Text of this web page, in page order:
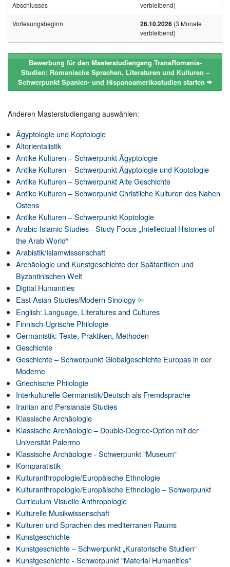
Abschlusses verbleibend)
Vorlesungsbeginn 26.10.2026(3 Monate
verbleibend)
Bewerbung für den Masterstudiengang TransRomania-
Studien: Romanische Sprachen, Literaturen und Kulturen –
Schwerpunkt Spanien- und Hispanoamerikastudien starten
Anderen Masterstudiengang auswählen:
Ägyptologie und Koptologie
Altorientalistik
Antike Kulturen – Schwerpunkt Ägyptologie
Antike Kulturen – Schwerpunkt Ägyptologie und Koptologie
Antike Kulturen – Schwerpunkt Alte Geschichte
Antike Kulturen – Schwerpunkt Christliche Kulturen des Nahen
Ostens
Antike Kulturen – Schwerpunkt Koptologie
Arabic-Islamic Studies - Study Focus „Intellectual Histories of
the Arab World“
Arabistik/Islamwissenschaft
Archäologie und Kunstgeschichte der Spätantiken und
Byzantinischen Welt
Digital Humanities
East Asian Studies/Modern Sinology
English: Language, Literatures and Cultures
Finnisch-Ugrische Philologie
Germanistik: Texte, Praktiken, Methoden
Geschichte
Geschichte – Schwerpunkt Globalgeschichte Europas in der
Moderne
Griechische Philologie
Interkulturelle Germanistik/Deutsch als Fremdsprache
Iranian and Persianate Studies
Klassische Archäologie
Klassische Archäologie – Double-Degree-Option mit der
Universität Palermo
Klassische Archäologie - Schwerpunkt "Museum"
Komparatistik
Kulturanthropologie/Europäische Ethnologie
Kulturanthropologie/Europäische Ethnologie – Schwerpunkt
Curriculum Visuelle Anthropologie
Kulturelle Musikwissenschaft
Kulturen und Sprachen des mediterranen Raums
Kunstgeschichte
Kunstgeschichte – Schwerpunkt „Kuratorische Studien“
Kunstgeschichte - Schwerpunkt "Material Humanities"